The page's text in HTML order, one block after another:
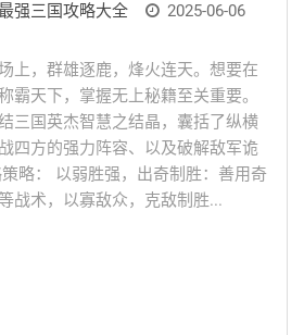
强三国攻略大全
2025-06-06
上，群雄逐鹿，烽火连天。想要在
霸天下，掌握无上秘籍至关重要。
三国英杰智慧之结晶，囊括了纵横
四方的强力阵容、以及破解敌军诡
略： 以弱胜强，出奇制胜：善用奇
战术，以寡敌众，克敌制胜...